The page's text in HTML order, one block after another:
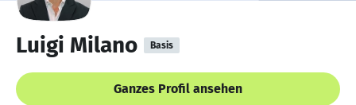
Luigi Milano Basis
Ganzes Profil ansehen